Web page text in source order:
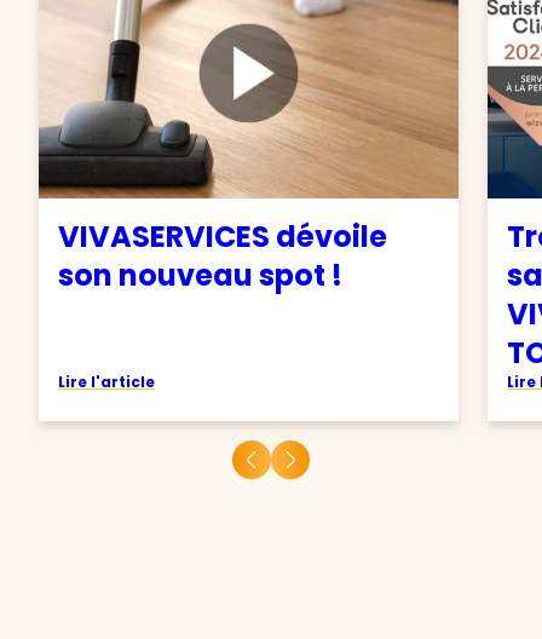
VIVASERVICES dévoile
son nouveau spot !
Lire l'article